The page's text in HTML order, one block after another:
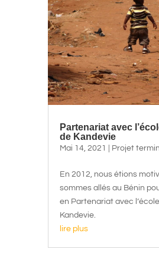
Partenariat avec
de Kandevie
Mai 14, 2021 Projet
En 2012, nous étions
sommes allés au Bénin
en Partenariat avec
Kandevie.
lire plus